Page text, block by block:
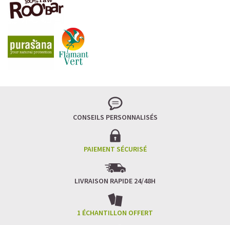
LA FRAÎCHEUR VERTE QUI APAISE L’ESPRIT
Le matcha, ce thé japonais se marie à la douceur du lait
tout en stimulant la concentration.
Un goût légèrement herbacé, addictif et plein de
Idéal pour : recharger ses batteries sans caféine,
hydrater, et retrouver focus et sérénité.
Matcha Latte Glacé Protéiné
SAWONDO RÉINVENTE LE PLAISIR DES CAFÉS GLACÉS
✅ Sans sucre raffiné
CONSEILS PERSONNALISÉS
PAIEMENT SÉCURISÉ
LIVRAISON RAPIDE 24/48H
1 ÉCHANTILLON OFFERT